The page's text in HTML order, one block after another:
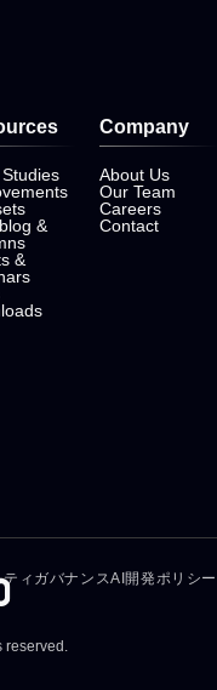
&
&
Company
About Us
Our Team
Careers
Contact
ティガバナンスAI開発ポリシー
reserved.